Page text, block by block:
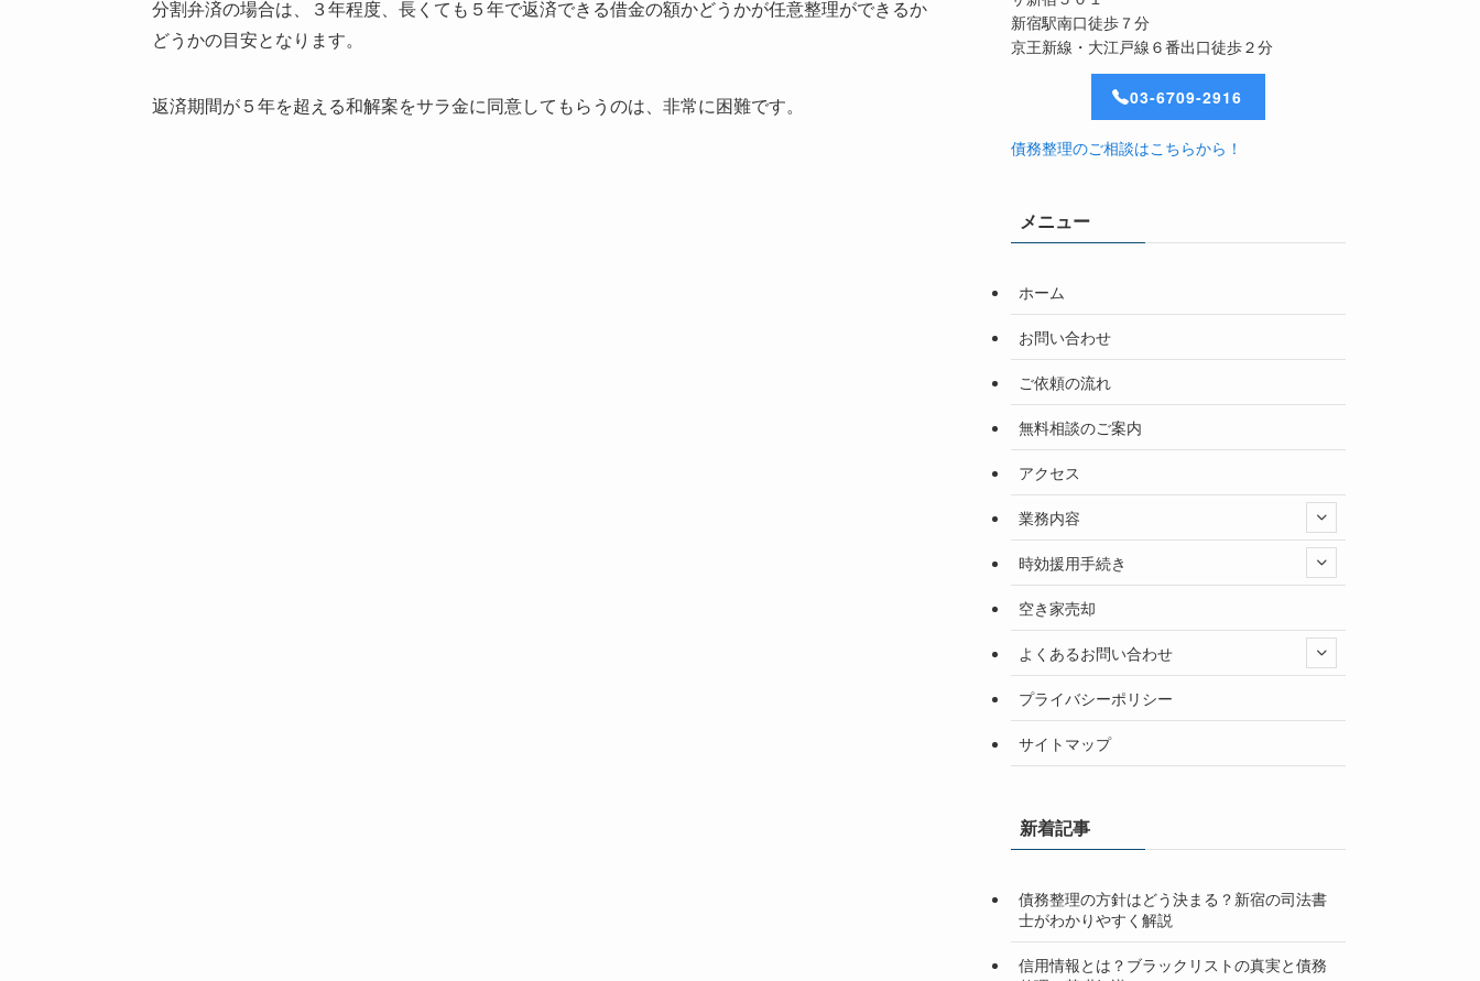
分割弁済の場合は、３年程度、長くても５年で返済できる借金の額かどうかが任意整理ができるか
どうかの目安となります。
返済期間が５年を超える和解案をサラ金に同意してもらうのは、非常に困難です。
新宿駅南口徒歩７分
京王新線・大江戸線６番出口徒歩２分
03-6709-2916
債務整理のご相談はこちらから！
メニュー
ホーム
お問い合わせ
ご依頼の流れ
無料相談のご案内
アクセス
業務内容
時効援用手続き
空き家売却
よくあるお問い合わせ
プライバシーポリシー
サイトマップ
新着記事
債務整理の方針はどう決まる？新宿の司法書
士がわかりやすく解説
信用情報とは？ブラックリストの真実と債務